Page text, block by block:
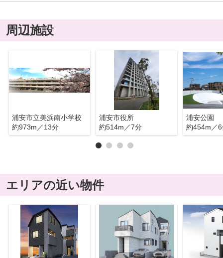
周辺施設
浦安市立美浜南小学校
約973m／13分
浦安市役所
約514m／7分
浦安公園
約454m／
エリアの近い物件